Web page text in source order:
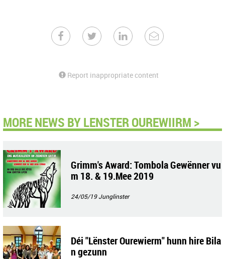
Report inappropriate content
MORE NEWS BY LENSTER OUREWIIRM >
Grimm's Award: Tombola Gewënner vu
m 18. & 19.Mee 2019
24/05/19Junglinster
Déi "Lënster Ourewierm" hunn hire Bila
n gezunn